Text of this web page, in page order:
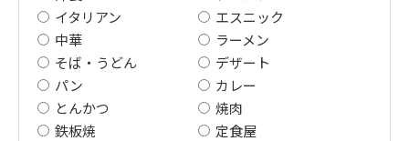
イタリアン
エスニック
中華
ラーメン
そば・うどん
デザート
パン
カレー
とんかつ
焼肉
鉄板焼
定食屋